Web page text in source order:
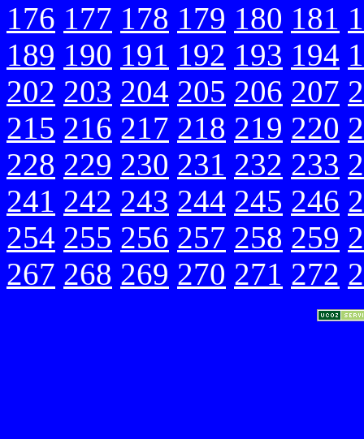
176 177 178 179 180 181
189 190 191 192 193 194
202 203 204 205 206 207
215 216 217 218 219 220
228 229 230 231 232 233
241 242 243 244 245 246
254 255 256 257 258 259
267 268 269 270 271 272